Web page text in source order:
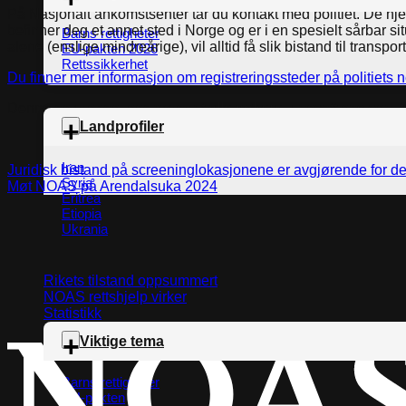
Barns rettigheter
EU-pakten 2026
Rettssikkerhet
Landprofiler
Iran
Syria
Eritrea
Etiopia
Ukrania
Rikets tilstand oppsummert
NOAS rettshjelp virker
Statistikk
Viktige tema
Barns rettigheter
EU-pakten
På Nasjonalt ankomstsenter tar du kontakt med politiet. De
befinner deg et annet sted i Norge og er i en spesielt sårbar
alene (enslige mindreårige), vil alltid få slik bistand til
Du finner mer informasjon om registreringssteder på politiets
Denne endringen innebærer atalle søkere, uansett
Juridisk bistand på screeninglokasjonene er avgjørende for
Møt NOAS på Arendalsuka 2024